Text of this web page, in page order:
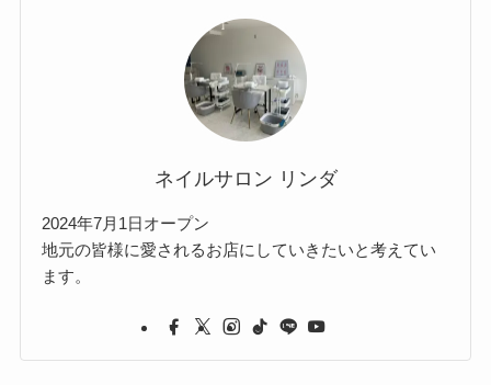
ネイルサロン リンダ
2024年7月1日オープン
地元の皆様に愛されるお店にしていきたいと考えてい
ます。